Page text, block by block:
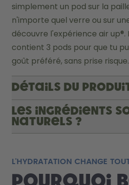
simplement un pod sur la
n'importe quel verre ou sur
découvre l'expérience air
contient 3 pods pour que tu
goût préféré, sans prise risque.
Détails du
Les ingrédients
naturels ?
L'HYDRATATION CHANGE